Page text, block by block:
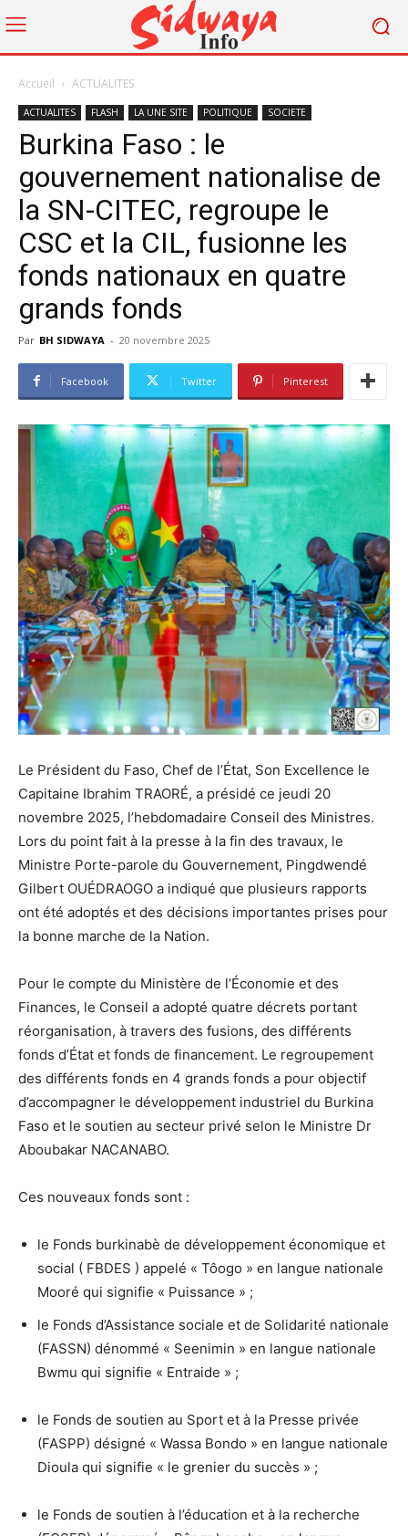
Accueil ACTUALITES
ACTUALITES FLASH LA UNE SITE POLITIQUE SOCIETE
Burkina Faso : le
gouvernement nationalise de
la SN-CITEC, regroupe le
CSC et la CIL, fusionne les
fonds nationaux en quatre
grands fonds
Par BH SIDWAYA - 20 novembre 2025
Facebook Twitter Pinterest
Le Président du Faso, Chef de l’État, Son Excellence le
Capitaine Ibrahim TRAORÉ, a présidé ce jeudi 20
novembre 2025, l’hebdomadaire Conseil des Ministres.
Lors du point fait à la presse à la fin des travaux, le
Ministre Porte-parole du Gouvernement, Pingdwendé
Gilbert OUÉDRAOGO a indiqué que plusieurs rapports
ont été adoptés et des décisions importantes prises pour
la bonne marche de la Nation.
Pour le compte du Ministère de l’Économie et des
Finances, le Conseil a adopté quatre décrets portant
réorganisation, à travers des fusions, des différents
fonds d’État et fonds de financement. Le regroupement
des différents fonds en 4 grands fonds a pour objectif
d’accompagner le développement industriel du Burkina
Faso et le soutien au secteur privé selon le Ministre Dr
Aboubakar NACANABO.
Ces nouveaux fonds sont :
le Fonds burkinabè de développement économique et
social ( FBDES ) appelé « Tôogo » en langue nationale
Mooré qui signifie « Puissance » ;
le Fonds d’Assistance sociale et de Solidarité nationale
(FASSN) dénommé « Seenimin » en langue nationale
Bwmu qui signifie « Entraide » ;
le Fonds de soutien au Sport et à la Presse privée
(FASPP) désigné « Wassa Bondo » en langue nationale
Dioula qui signifie « le grenier du succès » ;
le Fonds de soutien à l’éducation et à la recherche